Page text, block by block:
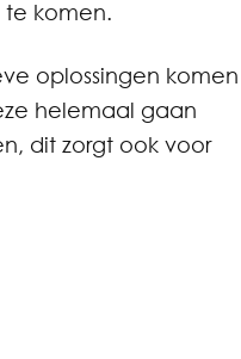
komen.
oplossingen komen
helemaal gaan
dit zorgt ook voor